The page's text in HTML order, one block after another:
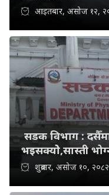
आइतबार, असोज १२,
सडक विभाग : दसैँमा
भइसक्योे,सास्ती
शुक्रबार, असोज १०, २०८२